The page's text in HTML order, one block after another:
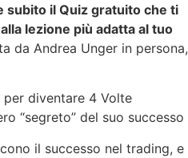
subito il Quiz gratuito che ti
lezione più adatta al tuo
da Andrea Unger in persona,
diventare 4 Volte
“segreto” del suo successo
il successo nel trading, e